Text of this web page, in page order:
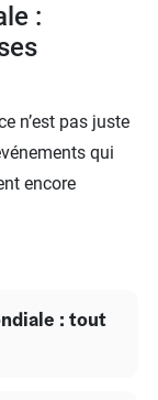
:
n’est pas juste
qui
encore
: tout